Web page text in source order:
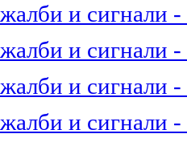
и сигнали -
и сигнали -
и сигнали -
и сигнали -